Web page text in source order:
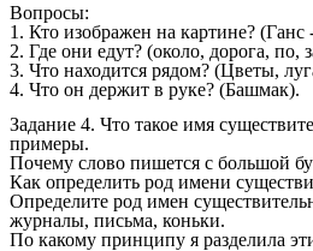
Вопросы:
1. Кто изображен на картине? (Ганс
2. Где они едут? (около, дорога, по,
3. Что находится рядом? (Цветы,
4. Что он держит в руке? (Башмак).
Задание 4. Что такое имя
примеры.
Почему слово пишется с большой
Как определить род имени
Определите род имен
журналы, письма, коньки.
По какому принципу я разделила